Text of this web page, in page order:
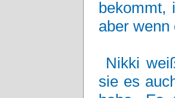
bekommt,
aber
Nikki
sie es